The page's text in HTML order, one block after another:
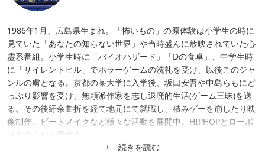
1986年1月、広島県生まれ。「怖いもの」の原体験は小学生の時に
見ていた「あなたの知らない世界」や当時盛んに放映されていた心
霊系番組。小学生時に「バイオハザード」「Dの食卓」、中学生時
に「サイレントヒル」でホラーゲームの洗礼を受け、以後このジャ
ンルの虜となる。京都の某大学に入学後、坂口安吾や中島らもにど
っぷり影響を受け、無頼派作家を志し退廃的生活(ゲーム三昧)を送
る。その後紆余曲折を経て地元にて就職し、積みゲーを崩したり映
像制作、ビートメイクなど様々な活動を展開中。HIPHOPとローポ
リをこよなく愛する。
+ 続きを読む